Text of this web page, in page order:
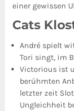
einer gewissen
Cats
André spielt
Tori singt, im
Victorious ist
berühmten
letzter zeit
Ungleichheit